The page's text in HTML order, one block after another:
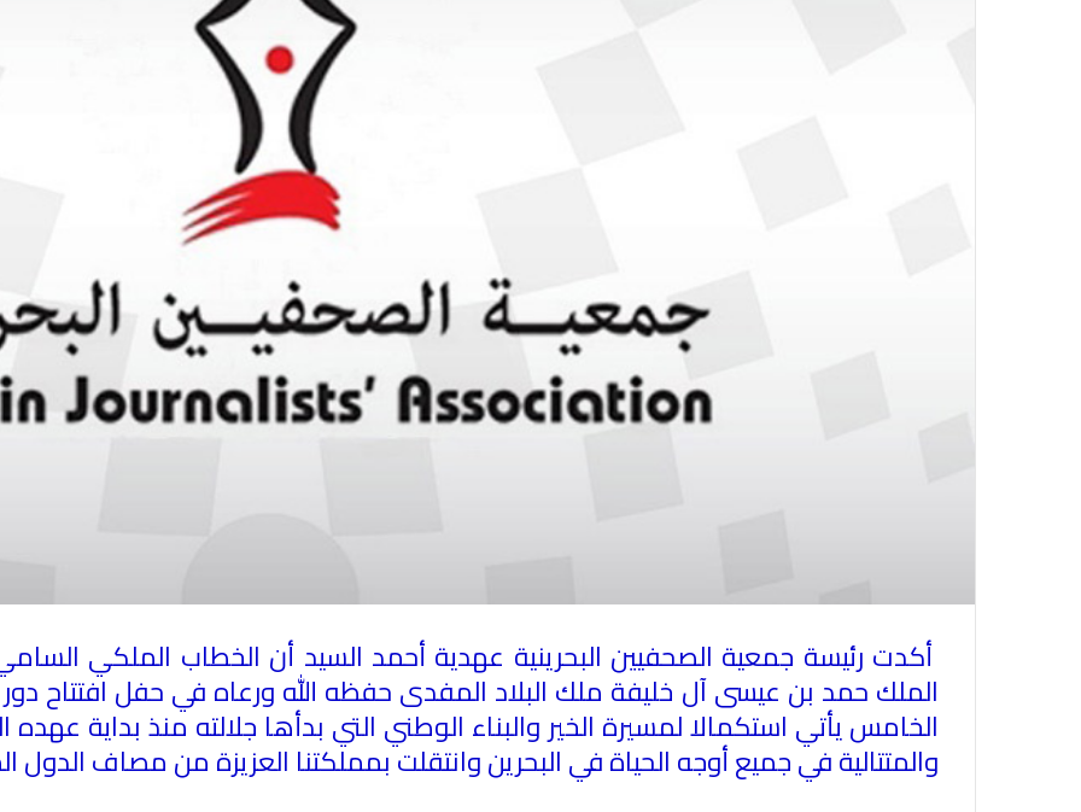
أكدت رئيسة جمعية الصحفيين البحرينية عهدية أحمد السيد أن الخطاب الملكي
الملك حمد بن عيسى آل خليفة ملك البلاد المفدى حفظه الله ورعاه في حفل افتتاح
الخامس يأتي استكمالا لمسيرة الخير والبناء الوطني التي بدأها جلالته منذ بداية
والمتتالية في جميع أوجه الحياة في البحرين وانتقلت بمملكتنا العزيزة من مصاف الدول